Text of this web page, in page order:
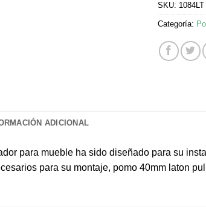
SKU: 1084LT
Categoría:
ADICIONAL
para mueble ha sido diseñado para su
para su montaje, pomo 40mm laton